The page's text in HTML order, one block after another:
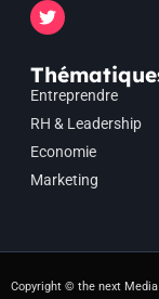
Entreprendre
RH & Leadership
Economie
Marketing
Copyright © the next